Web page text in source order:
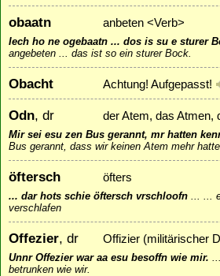
obaatn anbeten <Verb>
Iech ho ne ogebaatn ... dos is su e sturer
angebeten ... das ist so ein sturer Bock.
Obacht Achtung! Aufgepasst!
Odn, dr der Atem, das Atmen,
Mir sei esu zen Bus gerannt, mr hatten
Bus gerannt, dass wir keinen Atem mehr
öftersch öfters
... dar hots schie öftersch vrschloofn
...
verschlafen
Offezier, dr Offizier (militärischer
Unnr Offezier war aa esu besoffn wie mir.
betrunken wie wir.